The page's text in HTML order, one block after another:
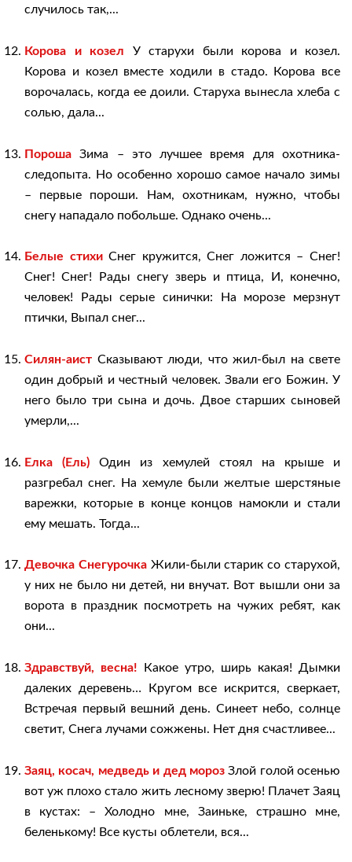
случилось так,...
Корова и козел У старухи были корова и козел.
Корова и козел вместе ходили в стадо. Корова все
ворочалась, когда ее доили. Старуха вынесла хлеба с
солью, дала...
Пороша Зима – это лучшее время для охотника-
следопыта. Но особенно хорошо самое начало зимы
– первые пороши. Нам, охотникам, нужно, чтобы
снегу нападало побольше. Однако очень...
Белые стихиСнег кружится, Снег ложится – Снег!
Снег! Снег! Рады снегу зверь и птица, И, конечно,
человек! Рады серые синички: На морозе мерзнут
птички, Выпал снег...
Силян-аист Сказывают люди, что жил-был на свете
один добрый и честный человек. Звали его Божин. У
него было три сына и дочь. Двое старших сыновей
умерли,...
Елка (Ель) Один из хемулей стоял на крыше и
разгребал снег. На хемуле были желтые шерстяные
варежки, которые в конце концов намокли и стали
ему мешать. Тогда...
Девочка СнегурочкаЖили-были старик со старухой,
у них не было ни детей, ни внучат. Вот вышли они за
ворота в праздник посмотреть на чужих ребят, как
они...
Здравствуй, весна! Какое утро, ширь какая! Дымки
далеких деревень… Кругом все искрится, сверкает,
Встречая первый вешний день. Синеет небо, солнце
светит, Снега лучами сожжены. Нет дня счастливее...
Заяц, косач, медведь и дед морозЗлой голой осенью
вот уж плохо стало жить лесному зверю! Плачет Заяц
в кустах: – Холодно мне, Заиньке, страшно мне,
беленькому! Все кусты облетели, вся...